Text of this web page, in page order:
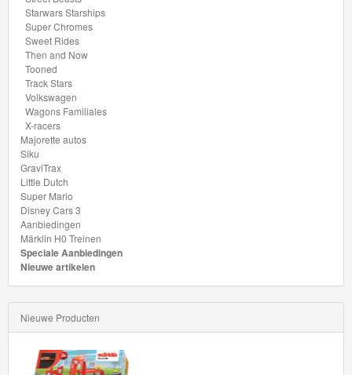
Rides
Chevy
Bel
Air
Compact
Kings
Drag
Racers
Drop
Tops
Exoticars
Experimotors
Starwars Starships
Super Chromes
Sweet Rides
Then and Now
Tooned
Track Stars
Volkswagen
Wagons Familiales
X-racers
Majorette autos
Siku
GraviTrax
Little Dutch
Super Mario
Disney Cars 3
Aanbiedingen
Märklin H0 Treinen
Speciale Aanbiedingen
Nieuwe artikelen
Nieuwe Producten